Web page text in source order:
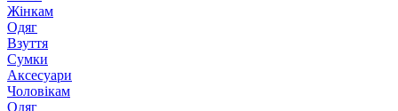
Жінкам
Одяг
Взуття
Сумки
Аксесуари
Чоловікам
Одяг